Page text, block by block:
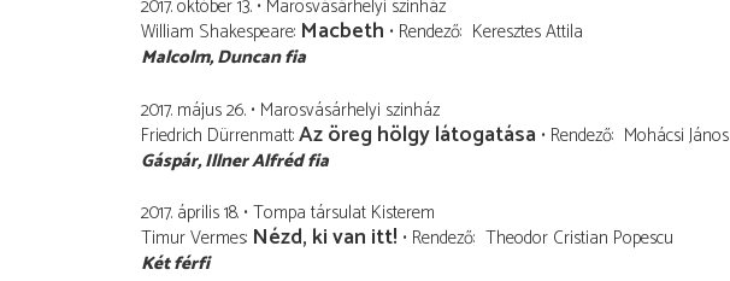
2017. október 13. Marosvásárhelyi szinház
William Shakespeare Macbeth Rendező Keresztes Attila
Malcolm Duncan fia
2017. május 26. Marosvásárhelyi szinház
Friedrich Dürrenmatt Az öreg hölgy látogatása Rendező Mohácsi János
Gáspár Illner Alfréd fia
2017. április 18. Tompa társulat Kisterem
Timur Vermes Nézd, ki van itt! Rendező Theodor Cristian Popescu
Két férfi